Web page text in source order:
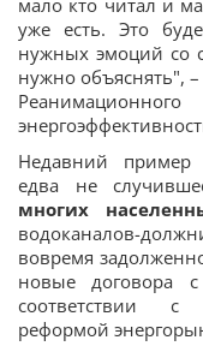
мало кто читал и
уже есть. Это
нужных эмоций со
нужно объяснять",
Недавний пример
едва не
многих
водоканалов-
вовремя
новые договора с
соответствии с
реформой